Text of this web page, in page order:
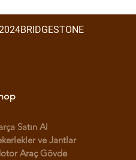
Satın Al
ve Jantlar
Araç Gövde